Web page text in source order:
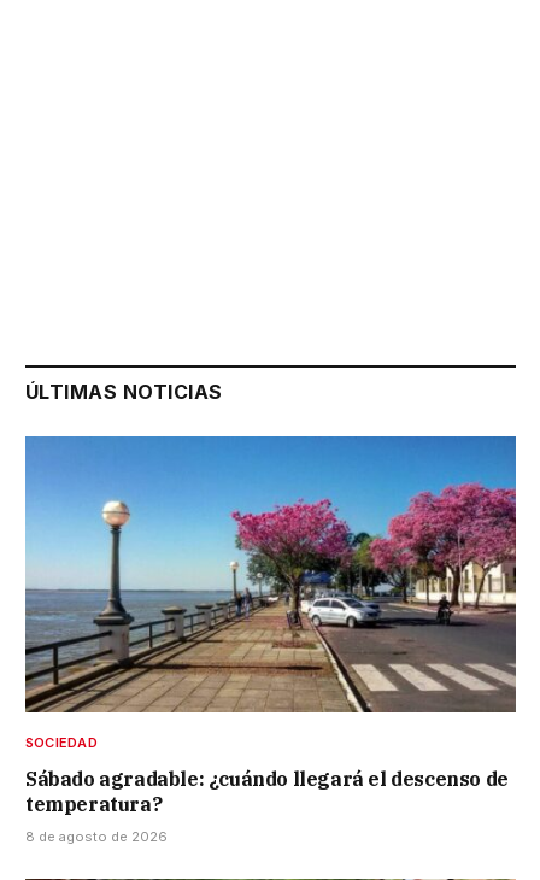
ÚLTIMAS NOTICIAS
SOCIEDAD
Sábado agradable: ¿cuándo llegará el descenso de
temperatura?
8 de agosto de 2026